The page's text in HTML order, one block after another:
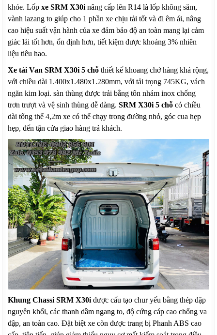
khỏe. Lốpxe SRM X30i nâng cấp lên R14 là lốp không săm,
vành lazang to giúp cho 1 phần xe chịu tải tốt và đi êm ái, nâng
cao hiệu suất vận hành của xe đảm bảo độ an toàn mang lại cảm
giác lái tốt hơn, ổn định hơn, tiết kiệm được khoảng 3% nhiên
liệu tiêu hao.
Xe tải Van SRM X30i 5 chỗ thiết kế khoang chở hàng khá rộng,
với chiều dài 1.400x1.480x1.280mm, với tải trọng 745KG, vách
ngăn kim loại. sàn thùng được trải bằng tôn nhám inox chống
trơn trượt và vệ sinh thùng dễ dàng.SRM X30i 5 chỗ có chiều
dài tổng thể 4,2m xe có thể chạy trong đường nhỏ, góc cua hẹp
hẹp, đến tận cửa giao hàng trả khách.
Khung Chassi SRM X30i được cấu tạo chur yếu bằng thép dập
nguyên khối, các thanh dầm ngang to, độ cứng cáp cao chống va
đập, an toàn cao. Đặt biệt xe còn được trang bị Phanh ABS cao